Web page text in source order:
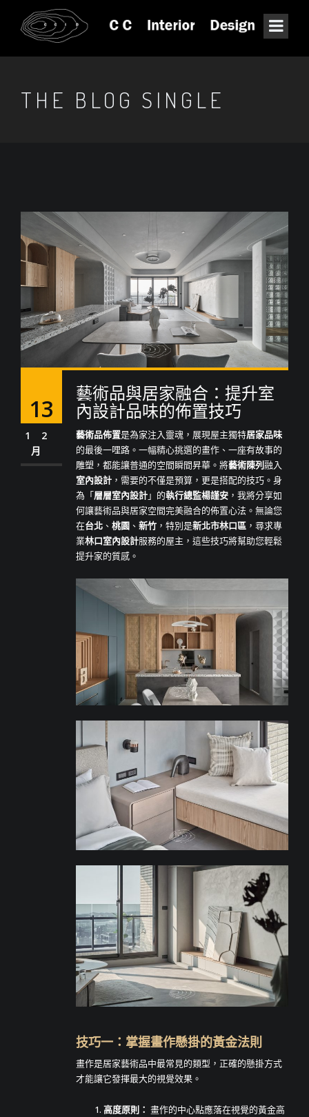
THE BLOG SINGLE
13
12
月
藝術品與居家融合：提升室
內設計品味的佈置技巧
藝術品佈置是為家注入靈魂，展現屋主獨特居家品味
的最後一哩路。一幅精心挑選的畫作、一座有故事的
雕塑，都能讓普通的空間瞬間昇華。將藝術陳列融入
室內設計 ，需要的不僅是預算，更是搭配的技巧。身
為「層層室內設計」的執行總監楊謹安 ，我將分享如
何讓藝術品與居家空間完美融合的佈置心法。無論您
在台北 、 桃園 、 新竹 ，特別是新北市林口區 ，尋求專
業林口室內設計服務的屋主，這些技巧將幫助您輕鬆
提升家的質感。
技巧一：掌握畫作懸掛的黃金法則
畫作是居家藝術品中最常見的類型，正確的懸掛方式
才能讓它發揮最大的視覺效果。
高度原則： 畫作的中心點應落在視覺的黃金高